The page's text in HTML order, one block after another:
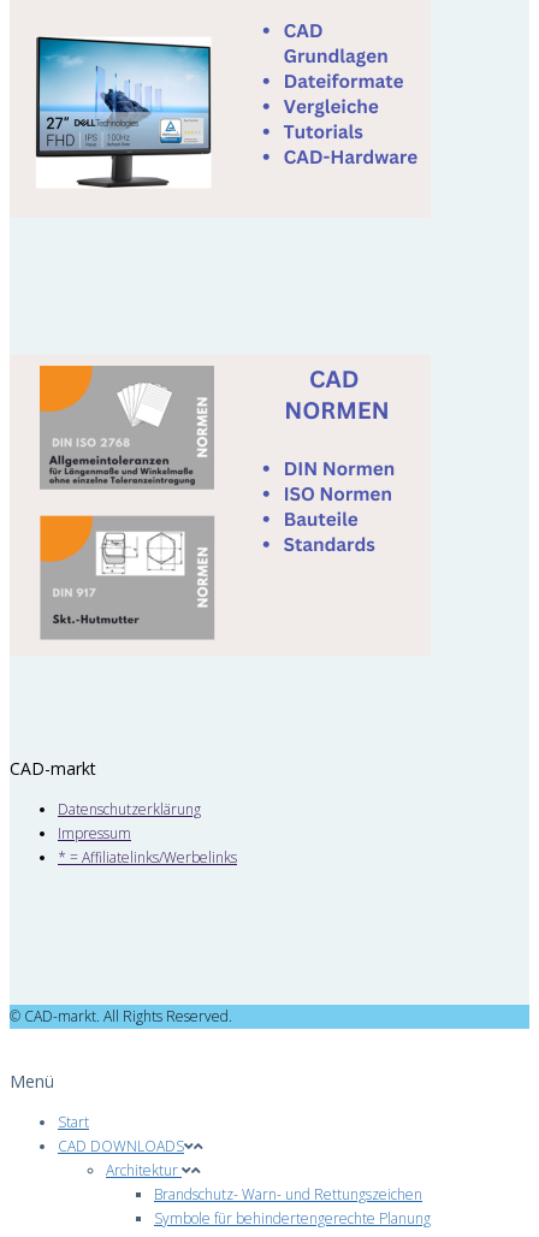
CAD-markt
Datenschutzerklärung
Impressum
* = Affiliatelinks/Werbelinks
© CAD-markt. All Rights Reserved.
Menü
Start
CAD DOWNLOADS
Architektur
Brandschutz- Warn- und Rettungszeichen
Symbole für behindertengerechte Planung